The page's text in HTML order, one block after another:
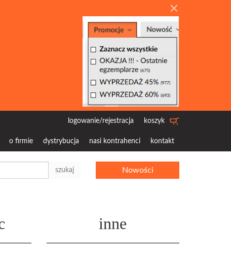
koszyk
logowanie/rejestracja
o firmie dystrybucja nasi kontrahenci kontakt
szukaj Nowości
inne